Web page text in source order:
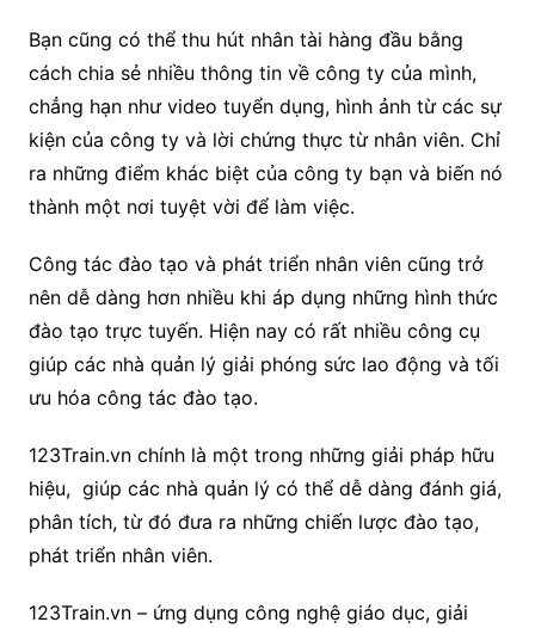
Bạn cũng có thể thu hút nhân tài hàng đầu bằng
cách chia sẻ nhiều thông tin về công ty của mình,
chẳng hạn như video tuyển dụng, hình ảnh từ các sự
kiện của công ty và lời chứng thực từ nhân viên. Chỉ
ra những điểm khác biệt của công ty bạn và biến nó
thành một nơi tuyệt vời để làm việc.
Công tác đào tạo và phát triển nhân viên cũng trở
nên dễ dàng hơn nhiều khi áp dụng những hình thức
đào tạo trực tuyến. Hiện nay có rất nhiều công cụ
giúp các nhà quản lý giải phóng sức lao động và tối
ưu hóa công tác đào tạo.
123Train.vn chính là một trong những giải pháp hữu
hiệu, giúp các nhà quản lý có thể dễ dàng đánh giá,
phân tích, từ đó đưa ra những chiến lược đào tạo,
phát triển nhân viên.
123Train.vn – ứng dụng công nghệ giáo dục, giải